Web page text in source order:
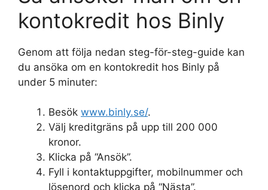
kontokredit hos Binly
Genom att följa nedan steg-för-steg-guide kan
du ansöka om en kontokredit hos Binly på
under 5 minuter:
Besök www.binly.se/.
Välj kreditgräns på upp till 200 000
kronor.
Klicka på “Ansök”.
Fyll i kontaktuppgifter, mobilnummer och
lösenord och klicka på “Nästa”.